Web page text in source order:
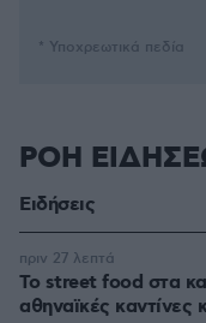
* Υποχρεωτικά πεδία
ΡΟΗ
Ειδήσεις
Το street food στα
αθηναϊκές καντίνες
πριν 27 λεπτά